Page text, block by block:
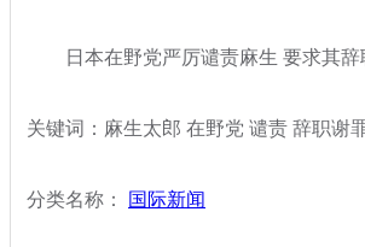
日本在野党严厉谴责麻生 要求其辞
关键词：麻生太郎 在野党 谴责 辞职谢
分类名称： 国际新闻